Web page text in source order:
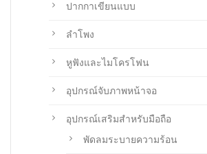
ปากกาเขียนแบบ
ลำโพง
หูฟังและไมโครโฟน
อุปกรณ์จับภาพหน้าจอ
อุปกรณ์เสริมสำหรับมือถือ
พัดลมระบายความร้อน